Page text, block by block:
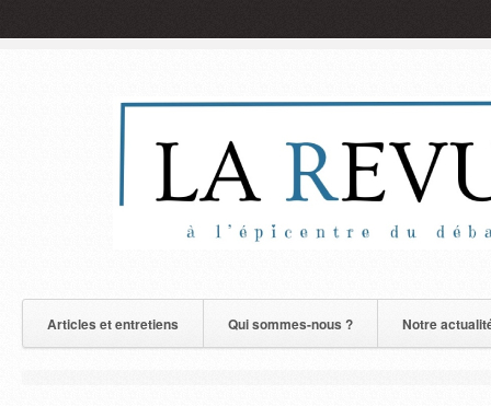
Articles et entretiens Qui sommes-nous ? Notre